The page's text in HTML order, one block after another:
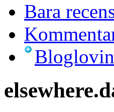
Bara